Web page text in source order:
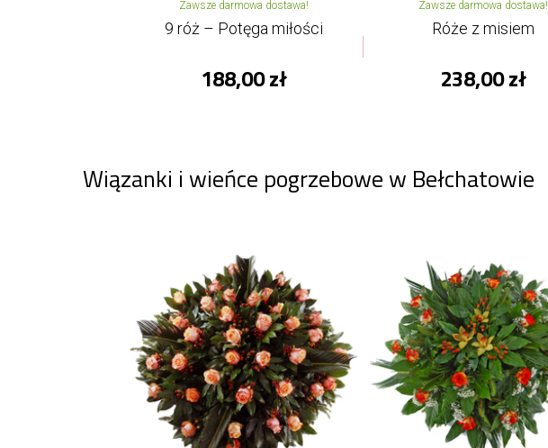
Zawsze darmowa dostawa!
9 róż – Potęga miłości
188,00 zł
Zawsze darmowa dostawa!
Róże z misiem
238,00 zł
Wiązanki i wieńce pogrzebowe w Bełchatowie